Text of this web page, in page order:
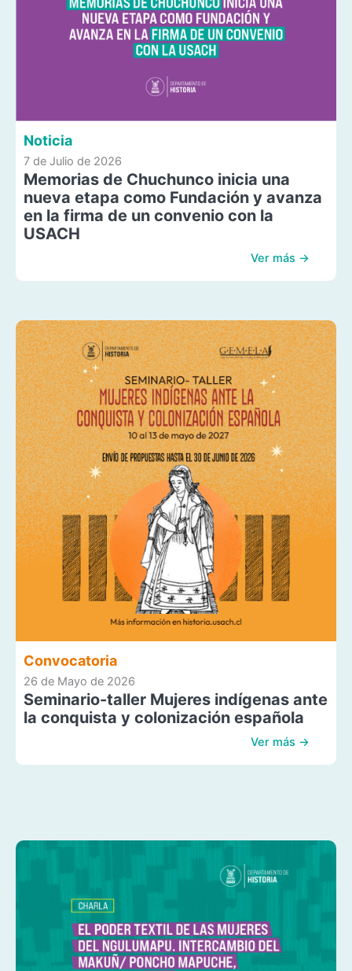
Noticia
7 de Julio de 2026
Memorias de Chuchunco inicia una
nueva etapa como Fundación y avanza
en la firma de un convenio con la
USACH
Ver más →
Convocatoria
26 de Mayo de 2026
Seminario-taller Mujeres indígenas ante
la conquista y colonización española
Ver más →